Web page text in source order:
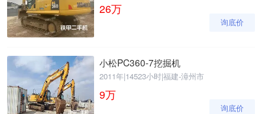
26万
询底价
小松PC360-7挖掘机
2011年|14523小时|福建-漳州市
9万
询底价